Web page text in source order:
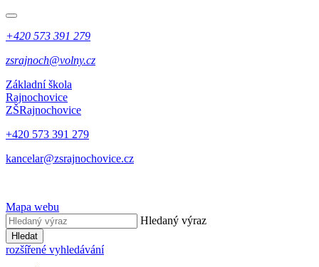
+420 573 391 279
zsrajnoch@volny.cz
Základní škola
Rajnochovice
ZŠRajnochovice
+420 573 391 279
kancelar@zsrajnochovice.cz
Mapa webu
Hledaný výraz
Hledat
rozšířené vyhledávání